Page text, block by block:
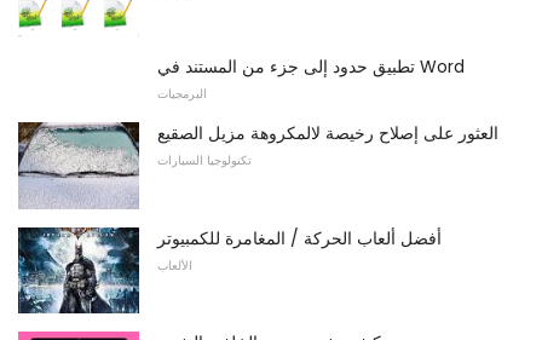
تطبيق حدود إلى جزء من المستند في Word
البرمجيات
العثور على إصلاح رخيصة لالمكروهة مزيل الصقيع
تكنولوجيا السيارات
أفضل ألعاب الحركة / المغامرة للكمبيوتر
الألعاب